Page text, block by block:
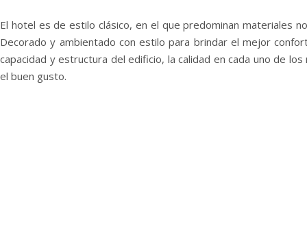
El hotel es de estilo clásico, en el que predominan materiales
Decorado y ambientado con estilo para brindar el mejor
capacidad y estructura del edificio, la calidad en cada uno de
el buen gusto.